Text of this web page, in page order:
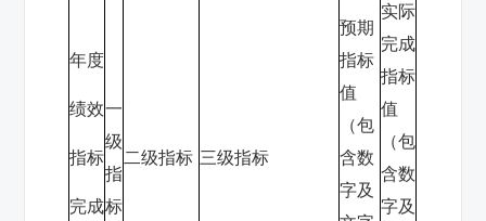
年度
绩效
指标
完成
一
级
指
标
二级指标 三级指标
预期
指标
值
（包
含数
字及
实际
完成
指标
值
（包
含数
字及